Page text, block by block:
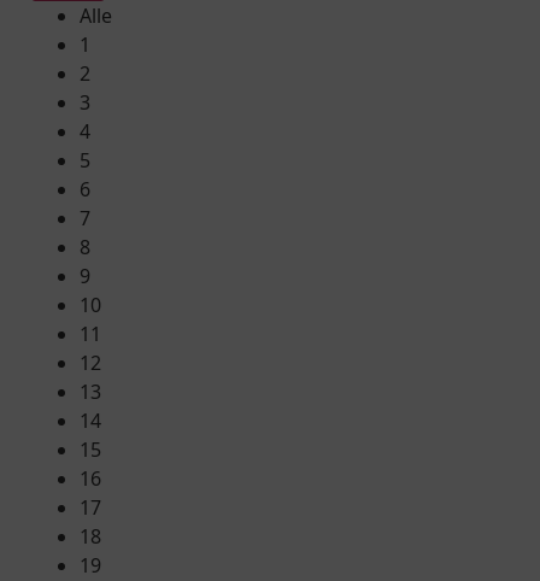
Alle
1
2
3
4
5
6
7
8
9
10
11
12
13
14
15
16
17
18
19